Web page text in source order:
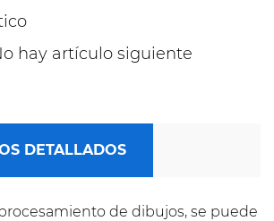
hay artículo siguiente
DETALLADOS
de dibujos, se puede